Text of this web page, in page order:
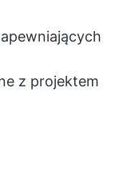
z projektem